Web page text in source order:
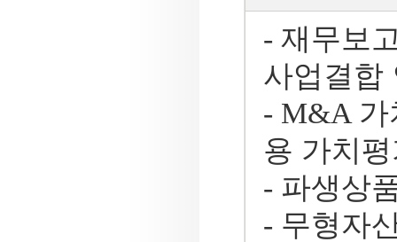
- 재무보
사업결합
- M&A 가
용 가치
- 파생상
- 무형자